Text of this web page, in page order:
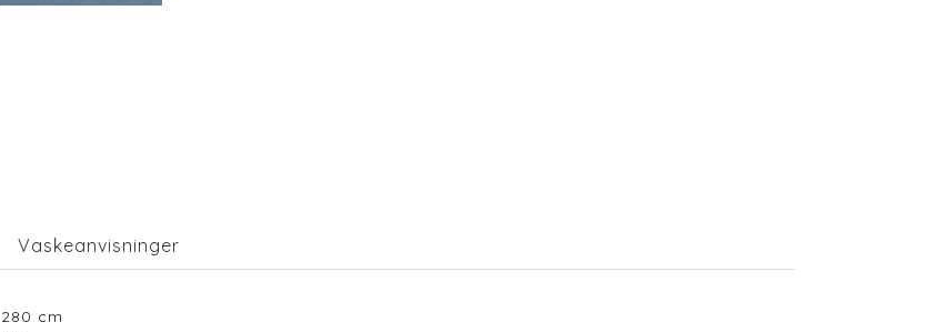
Vaskeanvisninger
280 cm